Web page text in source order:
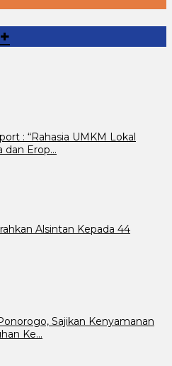
+
: “Rahasia UMKM Lokal
dan Erop…
Alsintan Kepada 44
Sajikan Kenyamanan
Ke…